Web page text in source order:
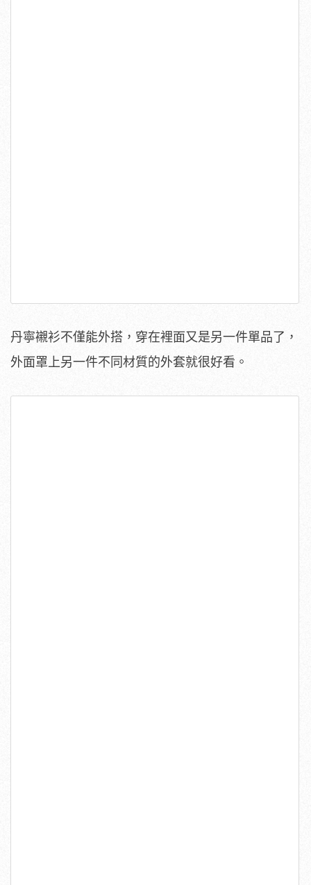
丹寧襯衫不僅能外搭，穿在裡面又是另一件單品了，
外面罩上另一件不同材質的外套就很好看。